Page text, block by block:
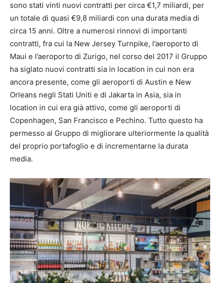
sono stati vinti nuovi contratti per circa €1,7 miliardi, per
un totale di quasi €9,8 miliardi con una durata media di
circa 15 anni. Oltre a numerosi rinnovi di importanti
contratti, fra cui la New Jersey Turnpike, l’aeroporto di
Maui e l’aeroporto di Zurigo, nel corso del 2017 il Gruppo
ha siglato nuovi contratti sia in location in cui non era
ancora presente, come gli aeroporti di Austin e New
Orleans negli Stati Uniti e di Jakarta in Asia, sia in
location in cui era già attivo, come gli aeroporti di
Copenhagen, San Francisco e Pechino. Tutto questo ha
permesso al Gruppo di migliorare ulteriormente la qualità
del proprio portafoglio e di incrementarne la durata
media.